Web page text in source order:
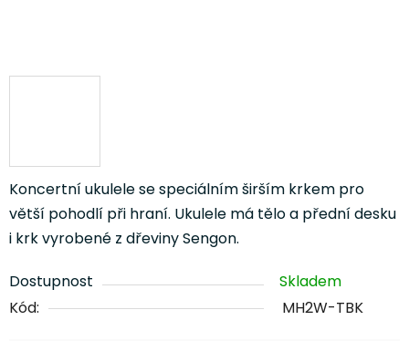
Koncertní ukulele se speciálním širším krkem pro
větší pohodlí při hraní. Ukulele má tělo a přední desku
i krk vyrobené z dřeviny Sengon.
Dostupnost
Skladem
Kód:
MH2W-TBK